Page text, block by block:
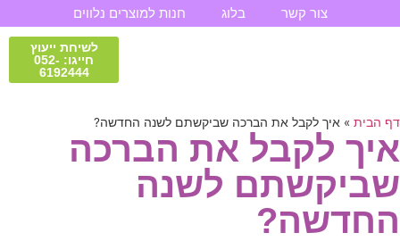
צור קשר בלוג חנות למוצרים נלווים
לשיחת ייעוץ
חייגו: 052-
6192444
דף הבית » איך לקבל את הברכה שביקשתם לשנה החדשה?
איך לקבל את הברכה
שביקשתם לשנה
החדשה?